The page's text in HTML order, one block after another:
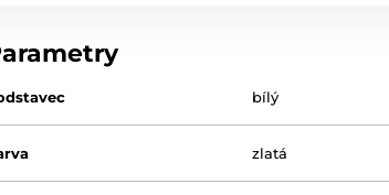
bílý
zlatá